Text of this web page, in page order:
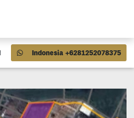
Indonesia +6281252078375